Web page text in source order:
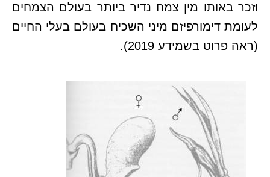
וזכר באותו מין צמח נדיר ביותר בעולם הצמחים
לעומת דימורפיזם מיני השכיח בעולם בעלי החיים
(ראה פרוט בשמידע 2019).